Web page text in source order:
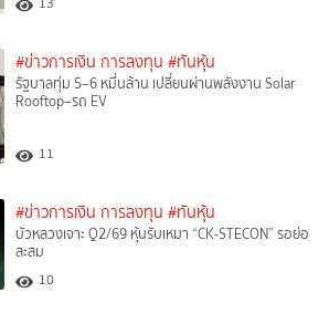
#ข่าวการเงิน การลงทุน #ทันหุ้น
รัฐบาลทุ่ม 5–6 หมื่นล้าน เปลี่ยนผ่านพลังงาน Solar
Rooftop–รถ EV
11
#ข่าวการเงิน การลงทุน #ทันหุ้น
บัวหลวงเจาะ Q2/69 หุ้นรับเหมา “CK-STECON” รอย่อ
สะสม
10